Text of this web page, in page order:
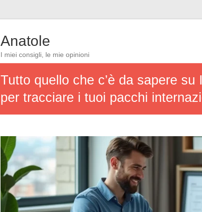
Anatole
I miei consigli, le mie opinioni
Tutto quello che c’è da sapere
per tracciare i tuoi pacchi